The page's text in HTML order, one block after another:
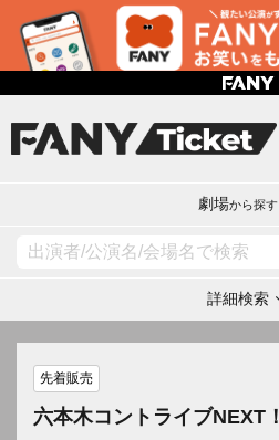
劇場から探す
詳細検索
先着販売
六本木コントライブNEXT！